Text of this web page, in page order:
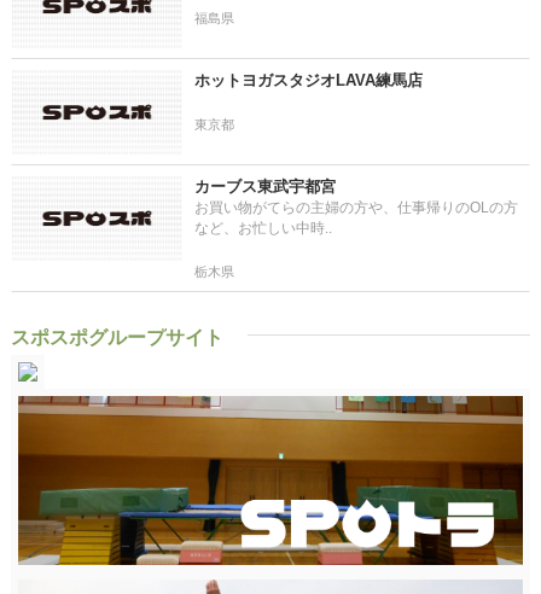
福島県
ホットヨガスタジオLAVA練馬店
東京都
カーブス東武宇都宮
お買い物がてらの主婦の方や、仕事帰りのOLの方
など、お忙しい中時..
栃木県
スポスポグループサイト